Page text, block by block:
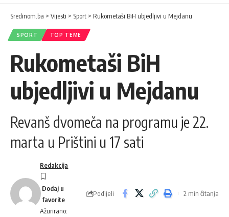
Sredinom.ba > Vijesti > Sport > Rukometaši BiH ubjedljivi u Mejdanu
SPORT TOP TEME
Rukometaši BiH
ubjedljivi u Mejdanu
Revanš dvomeča na programu je 22.
marta u Prištini u 17 sati
Ažurirano:
Redakcija
Podijeli 2 min čitanja